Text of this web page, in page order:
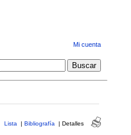
Mi cuenta
Lista | Bibliografía | Detalles